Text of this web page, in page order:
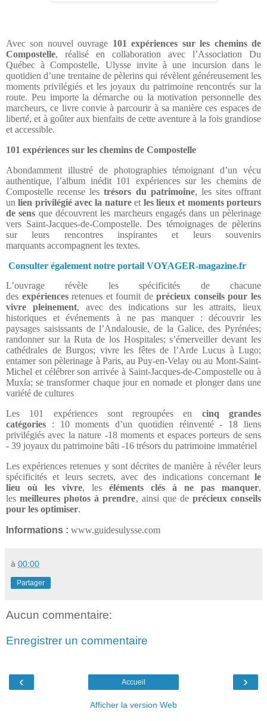
Avec son nouvel ouvrage 101 expériences sur les chemins de
Compostelle, réalisé en collaboration avec l’Association Du
Québec à Compostelle, Ulysse invite à une incursion dans le
quotidien d’une trentaine de pèlerins qui révèlent généreusement les
moments privilégiés et les joyaux du patrimoine rencontrés sur la
route. Peu importe la démarche ou la motivation personnelle des
marcheurs, ce livre convie à parcourir à sa manière ces espaces de
liberté, et à goûter aux bienfaits de cette aventure à la fois grandiose
et accessible.
101 expériences sur les chemins de Compostelle
Abondamment illustré de photographies témoignant d’un vécu
authentique, l’album inédit 101 expériences sur les chemins de
Compostelle recense lestrésors du patrimoine, les sites offrant
unlien privilégié avec la natureet les lieux et moments porteurs
de sens que découvrent les marcheurs engagés dans un pèlerinage
vers Saint-Jacques-de-Compostelle. Des témoignages de pèlerins
sur leurs rencontres inspirantes et leurs souvenirs
marquants accompagnent les textes.
Consulter également notre portail VOYAGER-magazine.fr
L’ouvrage révèle les spécificités de chacune
des expériencesretenues et fournit deprécieux conseils pour les
vivre pleinement, avec des indications sur les attraits, lieux
historiques et événements à ne pas manquer : découvrir les
paysages saisissants de l’Andalousie, de la Galice, des Pyrénées;
randonner sur la Ruta de los Hospitales; s’émerveiller devant les
cathédrales de Burgos; vivre les fêtes de l’Arde Lucus à Lugo;
entamer son pèlerinage à Paris, au Puy-en-Velay ou au Mont-Saint-
Michel et célébrer son arrivée à Saint-Jacques-de-Compostelle ou à
Muxía; se transformer chaque jour en nomade et plonger dans une
variété de cultures
Les 101 expériences sont regroupées en cinq grandes
catégories : 10 moments d’un quotidien réinventé - 18 liens
privilégiés avec la nature -18 moments et espaces porteurs de sens
- 39 joyaux du patrimoine bâti -16 trésors du patrimoine immatériel
Les expériences retenues y sont décrites de manière à révéler leurs
spécificités et leurs secrets, avec des indications concernant le
lieu
où les vivre, les éléments clés à ne pas manquer,
lesmeilleures photos à prendre, ainsi que deprécieux conseils
pour les optimiser.
Informations : www.guidesulysse.com
à 00:00
Partager
Aucun commentaire:
Enregistrer un commentaire
‹ ›
Accueil
Afficher la version Web